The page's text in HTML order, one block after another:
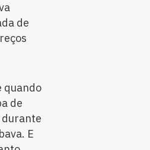
de
quando
de
durante
E